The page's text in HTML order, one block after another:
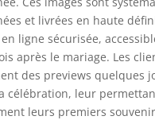
et livrées en haute
ligne sécurisée,
après le mariage. Les
des previews quelques
célébration, leur
leurs premiers